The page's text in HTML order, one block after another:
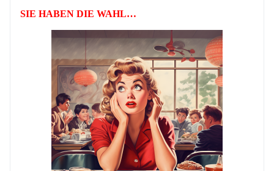
SIE HABEN DIE WAHL…